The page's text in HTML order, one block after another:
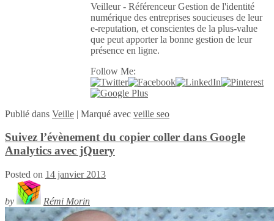
Veilleur - Référenceur Gestion de l'identité
numérique des entreprises soucieuses de leur
e-reputation, et conscientes de la plus-value
que peut apporter la bonne gestion de leur
présence en ligne.
Follow Me:
Publié dans Veille | Marqué avec veille seo
Suivez l’évènement du copier coller dans Google
Analytics avec jQuery
Posted on 14 janvier 2013
by Rémi Morin